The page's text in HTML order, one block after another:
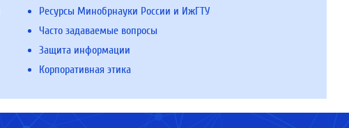
Ресурсы Минобрнауки России и ИжГТУ
Часто задаваемые вопросы
Защита информации
Корпоративная этика